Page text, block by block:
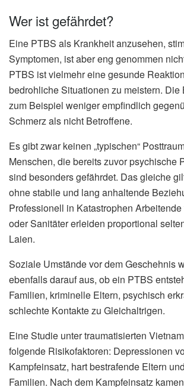
Wer ist gefährdet?
Eine PTBS als Krankheit anzusehen,
Symptomen, ist aber eng genommen
PTBS ist vielmehr eine gesunde
bedrohliche Situationen zu meistern. Die
zum Beispiel weniger empfindlich
Schmerz als nicht Betroffene.
Es gibt zwar keinen „typischen“
Menschen, die bereits zuvor psychische
sind besonders gefährdet. Das gleiche
ohne stabile und lang anhaltende
Professionell in Katastrophen
oder Sanitäter erleiden proportional
Laien.
Soziale Umstände vor dem Geschehnis
ebenfalls darauf aus, ob ein PTBS
Familien, kriminelle Eltern, psychisch
schlechte Kontakte zu Gleichaltrigen.
Eine Studie unter traumatisierten
folgende Risikofaktoren: Depressionen
Kampfeinsatz, hart bestrafende Eltern
Familien. Nach dem Kampfeinsatz